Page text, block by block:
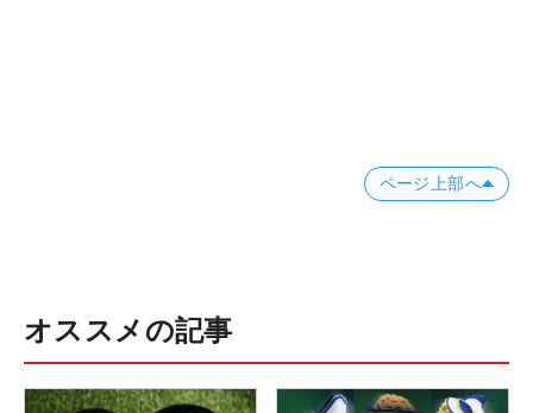
ページ上部へ
オススメの記事